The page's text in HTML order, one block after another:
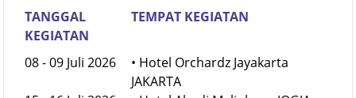
TANGGAL
KEGIATAN
TEMPAT KEGIATAN
08 - 09 Juli 2026
• Hotel Orchardz Jayakarta
JAKARTA